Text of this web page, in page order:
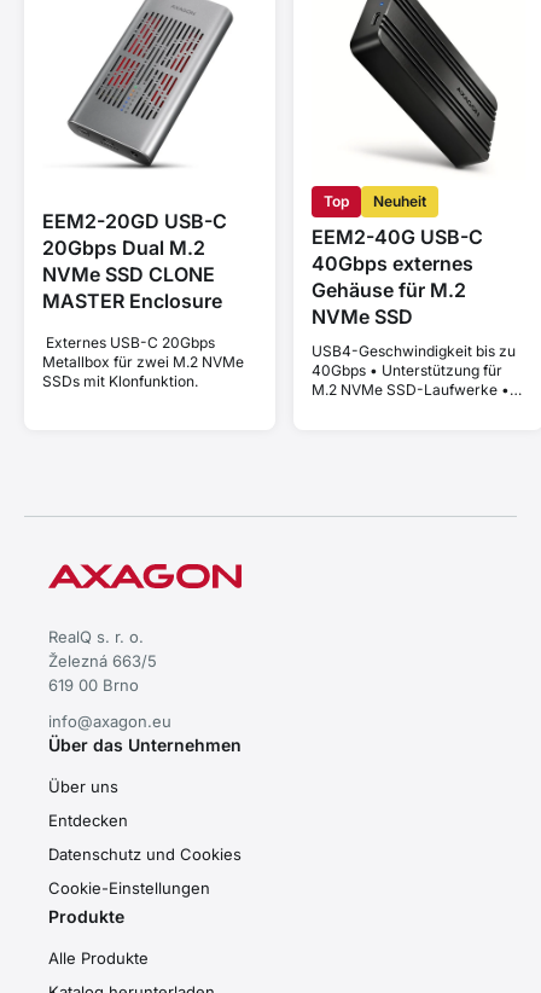
EEM2-20GD USB-C
20Gbps Dual M.2
NVMe SSD CLONE
MASTER Enclosure
Externes USB-C 20Gbps
Metallbox für zwei M.2 NVMe
Top Neuheit
EEM2-40G USB-C
40Gbps externes
Gehäuse für M.2
NVMe SSD
USB4-Geschwindigkeit bis zu
40Gbps • Unterstützung für
M.2 NVMe SSD-Laufwerke •
RealQ s. r. o.
Železná 663/5
619 00 Brno
info@axagon.eu
Über das Unternehmen
Über uns
Entdecken
Datenschutz und Cookies
Cookie-Einstellungen
Produkte
Alle Produkte